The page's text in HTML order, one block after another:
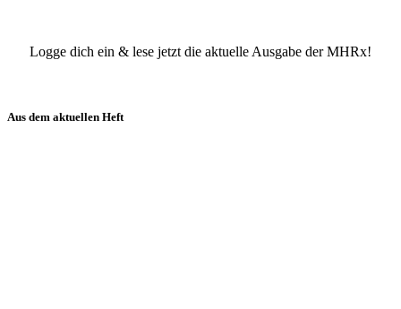
Logge dich ein & lese jetzt die aktuelle Ausgabe der MHRx!
Aus dem aktuellen Heft